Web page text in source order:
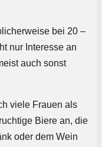
bei 20 –
nur Interesse an
auch sonst
viele Frauen als
Biere an, die
oder dem Wein